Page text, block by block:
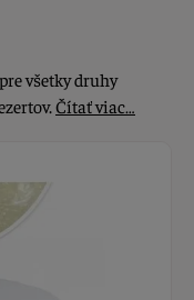
všetky druhy
Čítať viac…